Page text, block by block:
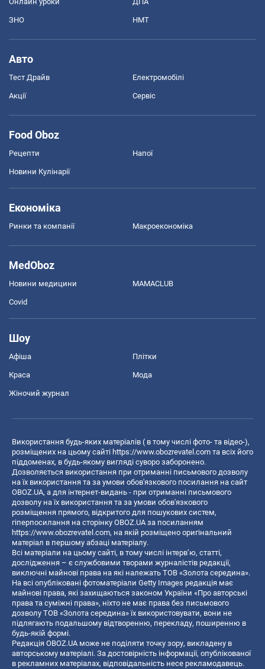
ЗНО НМТ
Авто
Тест Драйв Електромобілі
Акції Сервіс
Food Oboz
Рецепти Напої
Новини Кулінарії
Економіка
Ринки та компанії Макроекономіка
MedOboz
Новини медицини MAMACLUB
Covid
Шоу
Афіша Плітки
Краса Мода
Жіночий журнал
Використання будь-яких матеріалів ( в тому числі фото- та відео-),
розміщених на цьому сайті https://www.obozrevatel.com та всіх його
піддоменах, в будь-якому вигляді суворо заборонено.
Дозволяється використання при отриманні письмового дозволу
на їх використання та за умови обов'язкового посилання на сайт
OBOZ.UA, а для інтернет-видань - при отриманні письмового
дозволу на їх використання та за умови обов'язкового
розміщення прямого, відкритого для пошукових систем,
гіперпосилання на сторінку OBOZ.UA за посиланням
https://www.obozrevatel.com, на якій розміщено оригінальний
матеріал в першому абзаці матеріалу.
Всі матеріали на цьому сайті, в тому числі інтерв’ю, статті,
дослідження – є службовими творами журналістів редакції,
виключні майнові права на які належать ТОВ «Золота середина».
На всі опубліковані фотоматеріали Getty Images редакція має
майнові права, які захищаються законом України «Про авторські
права та суміжні права», ніхто не має права без письмового
дозволу ТОВ «Золота середина» їх використовувати, вони не
підлягають подальшому відтворенню, перекладу, поширенню в
будь-якій формі.
Редакція OBOZ.UA може не поділяти точку зору, викладену в
авторському матеріалі. За достовірність інформації, опублікованої
в рекламних матеріалах, відповідальність несе рекламодавець.